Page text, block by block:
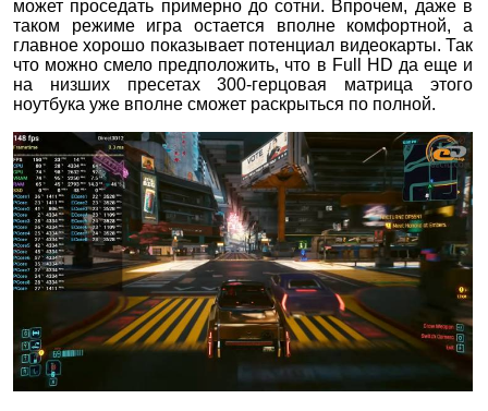
может проседать примерно до сотни. Впрочем, даже в
таком режиме игра остается вполне комфортной, а
главное хорошо показывает потенциал видеокарты. Так
что можно смело предположить, что в Full HD да еще и
на низших пресетах 300-герцовая матрица этого
ноутбука уже вполне сможет раскрыться по полной.